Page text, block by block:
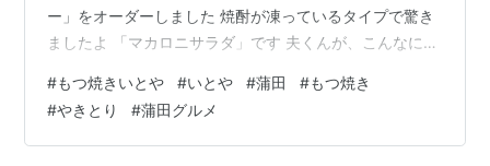
ー」をオーダーしました 焼酎が凍っているタイプで驚き
ましたよ 「マカロニサラダ」です 夫くんが、こんなにも
みれば」で、手前が「てっぽう」です めっちゃ美味しい
んですけどー 想像以上の美味しさでテンション上がりま
す 一番奥が新たな「かしら」です はじめに、私たちに1
#もつ焼きいとや #いとや #蒲田 #もつ焼き
#やきとり #蒲田グルメ